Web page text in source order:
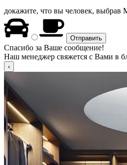
докажите, что вы человек, выбрав
Спасибо за Ваше сообщение!
Наш менеджер свяжется с Вами в